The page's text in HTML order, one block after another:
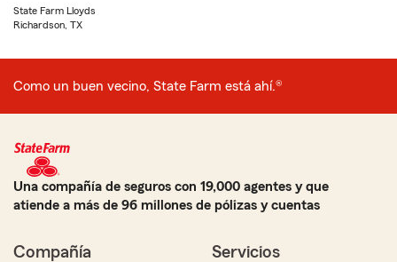
State Farm Lloyds
Richardson, TX
Como un buen vecino, State Farm está ahí.®
Una compañía de seguros con 19,000 agentes y que
atiende a más de 96 millones de pólizas y cuentas
Compañía Servicios